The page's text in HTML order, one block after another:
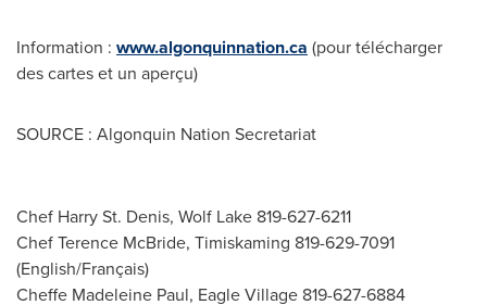
Information : www.algonquinnation.ca (pour télécharger
des cartes et un aperçu)
SOURCE : Algonquin Nation Secretariat
Chef Harry St. Denis, Wolf Lake 819-627-6211
Chef Terence McBride, Timiskaming 819-629-7091
(English/Français)
Cheffe Madeleine Paul, Eagle Village 819-627-6884